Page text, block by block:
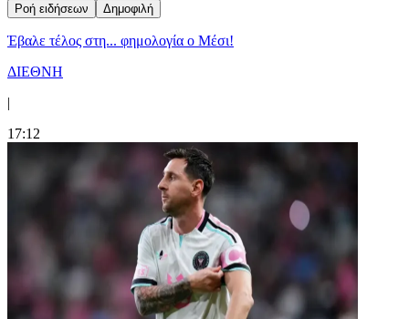
Ροή ειδήσεων Δημοφιλή
Έβαλε τέλος στη... φημολογία o Μέσι!
ΔΙΕΘΝΗ
|
17:12